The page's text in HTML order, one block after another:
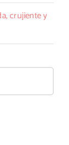
crujiente y